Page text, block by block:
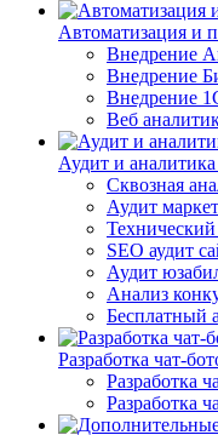
Автоматизация и
Внедрение
Внедрение
Внедрение
Веб
Аудит и аналитика
Сквозная
Аудит
Технический
SEO аудит
Аудит
Анализ
Бесплатный
Разработка чат-
Разработка
Разработка